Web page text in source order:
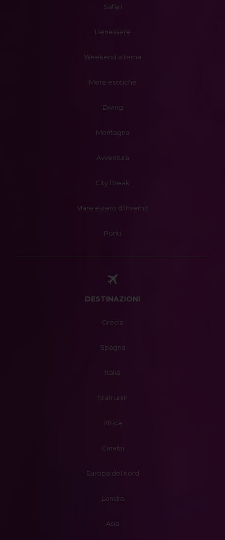
Safari
Benessere
Weekend a tema
Mete esotiche
Diving
Montagna
Avventura
City Break
Mare estero d'inverno
Ponti
DESTINAZIONI
Grecia
Spagna
Italia
Stati uniti
Africa
Caraibi
Europa del nord
Londra
Asia